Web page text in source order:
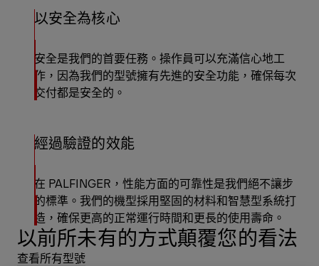
以安全為核心
安全是我們的首要任務。操作員可以充滿信心地工
作，因為我們的型號擁有先進的安全功能，確保每次
交付都是安全的。
經過驗證的效能
在 PALFINGER，性能方面的可靠性是我們絕不讓步
的標準。我們的機型採用堅固的材料和智慧型系統打
造，確保更高的正常運行時間和更長的使用壽命。
以前所未有的方式顛覆您的看法
查看所有型號